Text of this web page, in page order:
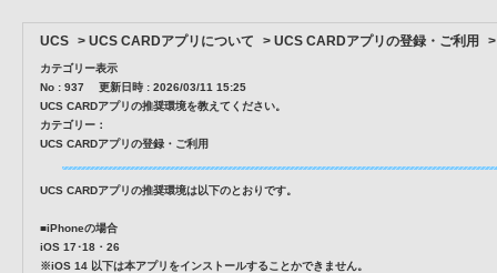
UCS > UCS CARDアプリについて > UCS CARDアプリの登録・ご利用
カテゴリー表示
No : 937
更新日時 : 2026/03/11 15:25
UCS CARDアプリの推奨環境を教えてください。
カテゴリー：
UCS CARDアプリの登録・ご利用
UCS CARDアプリの推奨環境は以下のとおりです。
■iPhoneの場合
iOS 17･18・26
※iOS 14 以下は本アプリをインストールすることかできません。